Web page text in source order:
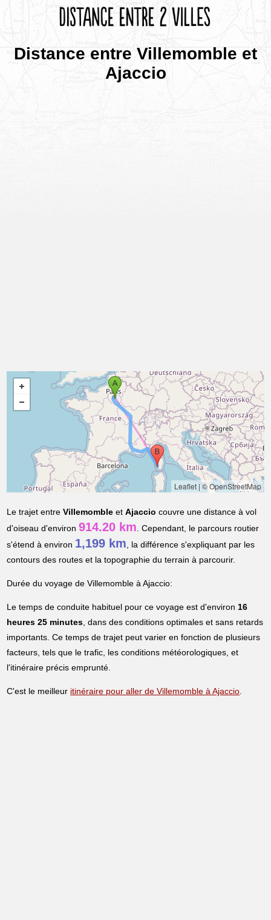
Distance entre Villemomble et
Ajaccio
Leaflet|© OpenStreetMap
Le trajet entreVillemomble etAjaccio couvre une distance à vol
d'oiseau d'environ914.20 km. Cependant, le parcours routier
s'étend à environ 1,199 km, la différence s'expliquant par les
contours des routes et la topographie du terrain à parcourir.
Durée du voyage de Villemomble à Ajaccio:
Le temps de conduite habituel pour ce voyage est d'environ16
heures 25 minutes, dans des conditions optimales et sans retards
importants. Ce temps de trajet peut varier en fonction de plusieurs
facteurs, tels que le trafic, les conditions météorologiques, et
l'itinéraire précis emprunté.
C'est le meilleur itinéraire pour aller de Villemomble à Ajaccio.